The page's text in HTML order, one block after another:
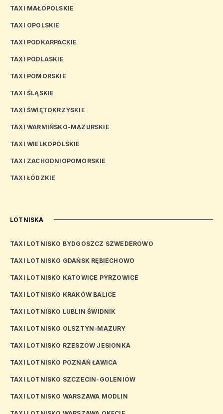
TAXI MAŁOPOLSKIE
TAXI OPOLSKIE
TAXI PODKARPACKIE
TAXI PODLASKIE
TAXI POMORSKIE
TAXI ŚLĄSKIE
TAXI ŚWIĘTOKRZYSKIE
TAXI WARMIŃSKO-MAZURSKIE
TAXI WIELKOPOLSKIE
TAXI ZACHODNIOPOMORSKIE
TAXI ŁÓDZKIE
LOTNISKA
TAXI LOTNISKO BYDGOSZCZ SZWEDEROWO
TAXI LOTNISKO GDAŃSK RĘBIECHOWO
TAXI LOTNISKO KATOWICE PYRZOWICE
TAXI LOTNISKO KRAKÓW BALICE
TAXI LOTNISKO LUBLIN ŚWIDNIK
TAXI LOTNISKO OLSZTYN-MAZURY
TAXI LOTNISKO RZESZÓW JESIONKA
TAXI LOTNISKO POZNAŃ ŁAWICA
TAXI LOTNISKO SZCZECIN-GOLENIÓW
TAXI LOTNISKO WARSZAWA MODLIN